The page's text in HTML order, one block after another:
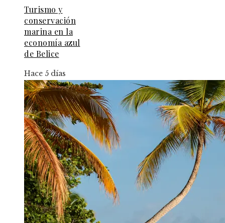
Turismo y
conservación
marina en la
economía azul
de Belice
Hace 5 días